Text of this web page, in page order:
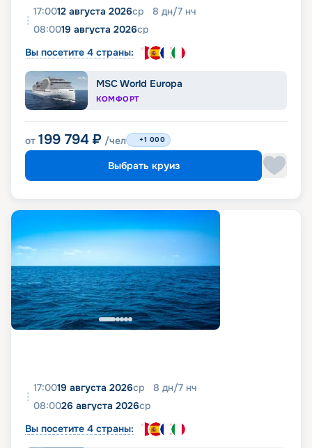
17:0012 августа 2026ср 8 дн/7 нч
08:0019 августа 2026ср
Вы посетите 4 страны:
MSC World Europa
КОМФОРТ
от 199 794 ₽ /чел +1 000
Выбрать круиз
17:0019 августа 2026ср 8 дн/7 нч
08:0026 августа 2026ср
Вы посетите 4 страны: